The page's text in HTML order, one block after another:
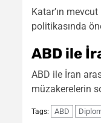
Katar’ın
politikasında
ABD ile
ABD ile İran
müzakerelerin
Tags: ABD